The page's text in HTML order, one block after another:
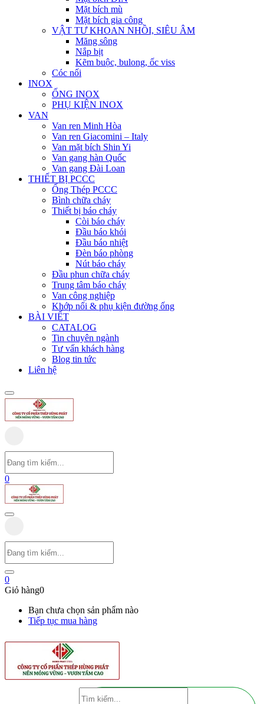
Mặt bích mù
Mặt bích gia công
VẬT TƯ KHOAN NHỒI, SIÊU ÂM
Măng sông
Nắp bịt
Kẽm buộc, bulong, ốc viss
Cóc nối
INOX
ỐNG INOX
PHỤ KIỆN INOX
VAN
Van ren Minh Hòa
Van ren Giacomini – Italy
Van mặt bích Shin Yi
Van gang hàn Quốc
Van gang Đài Loan
THIẾT BỊ PCCC
Ống Thép PCCC
Bình chữa cháy
Thiết bị báo cháy
Còi báo cháy
Đầu báo khói
Đầu báo nhiệt
Đèn báo phòng
Nút báo cháy
Đầu phun chữa cháy
Trung tâm báo cháy
Van công nghiệp
Khớp nối & phụ kiện đường ống
BÀI VIẾT
CATALOG
Tin chuyên ngành
Tư vấn khách hàng
Blog tin tức
Liên hệ
0
0
Giỏ hàng0
Bạn chưa chọn sản phẩm nào
Tiếp tục mua hàng